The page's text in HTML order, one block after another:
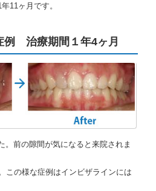
11ヶ月です。
例 治療期間１年4ヶ月
。前の隙間が気になると来院されま
この様な症例はインビザラインには